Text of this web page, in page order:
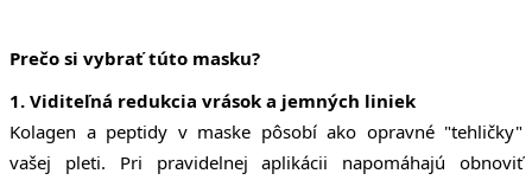
Prečo si vybrať túto masku?
1. Viditeľná redukcia vrások a jemných liniek
Kolagen a peptidy v maske pôsobí ako opravné "tehličky"
vašej pleti. Pri pravidelnej aplikácii napomáhajú obnoviť